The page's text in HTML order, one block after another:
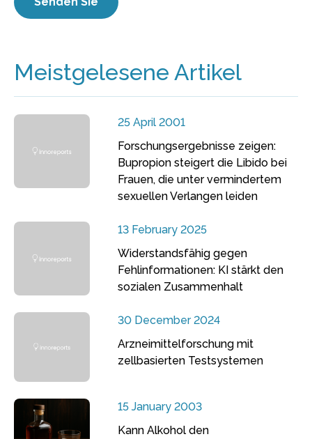
Meistgelesene Artikel
25 April 2001
Forschungsergebnisse zeigen:
Bupropion steigert die Libido bei
Frauen, die unter vermindertem
sexuellen Verlangen leiden
13 February 2025
Widerstandsfähig gegen
Fehlinformationen: KI stärkt den
sozialen Zusammenhalt
30 December 2024
Arzneimittelforschung mit
zellbasierten Testsystemen
15 January 2003
Kann Alkohol den